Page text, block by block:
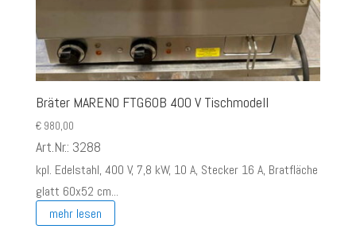
Bräter MARENO FTG60B 400 V Tischmodell
€980,00
Art.Nr.: 3288
kpl. Edelstahl, 400 V, 7,8 kW, 10 A, Stecker 16 A, Bratfläche
glatt 60x52 cm...
mehr lesen